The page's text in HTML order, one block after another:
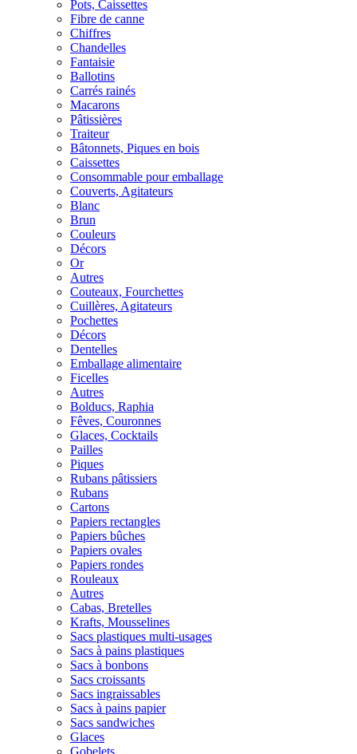
Pots, Caissettes
Fibre de canne
Chiffres
Chandelles
Fantaisie
Ballotins
Carrés rainés
Macarons
Pâtissières
Traiteur
Bâtonnets, Piques en bois
Caissettes
Consommable pour emballage
Couverts, Agitateurs
Blanc
Brun
Couleurs
Décors
Or
Autres
Couteaux, Fourchettes
Cuillères, Agitateurs
Pochettes
Décors
Dentelles
Emballage alimentaire
Ficelles
Autres
Bolducs, Raphia
Fêves, Couronnes
Glaces, Cocktails
Pailles
Piques
Rubans pâtissiers
Rubans
Cartons
Papiers rectangles
Papiers bûches
Papiers ovales
Papiers rondes
Rouleaux
Autres
Cabas, Bretelles
Krafts, Mousselines
Sacs plastiques multi-usages
Sacs à pains plastiques
Sacs à bonbons
Sacs croissants
Sacs ingraissables
Sacs à pains papier
Sacs sandwiches
Glaces
Gobelets